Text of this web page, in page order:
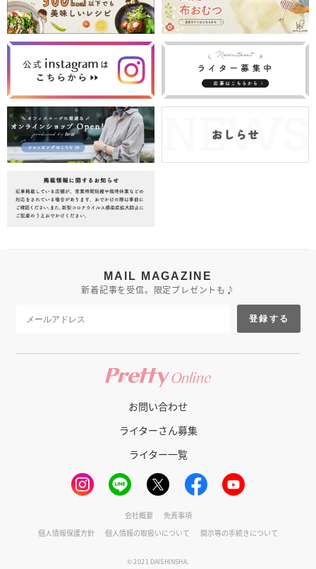
MAIL MAGAZINE
新着記事を受信。限定プレゼントも♪
登録する
お問い合わせ
ライターさん募集
ライター一覧
会社概要
免責事項
個人情報保護方針
個人情報の取扱いについて 開示等の手続きについて
© 2021 DAISHINSHA.